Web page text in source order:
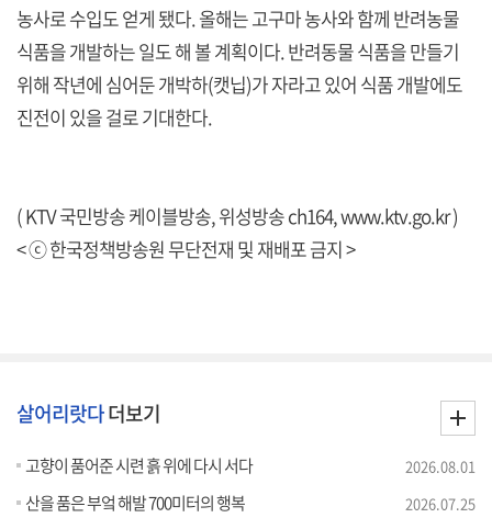
농사로 수입도 얻게 됐다. 올해는 고구마 농사와 함께 반려농물
식품을 개발하는 일도 해 볼 계획이다. 반려동물 식품을 만들기
위해 작년에 심어둔 개박하(캣닙)가 자라고 있어 식품 개발에도
진전이 있을 걸로 기대한다.
( KTV 국민방송 케이블방송, 위성방송 ch164,www.ktv.go.kr)
< ⓒ 한국정책방송원 무단전재 및 재배포 금지 >
살어리랏다더보기
고향이 품어준 시련 흙 위에 다시 서다 2026.08.01
산을 품은 부엌 해발 700미터의 행복 2026.07.25